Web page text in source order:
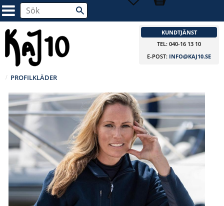
KUNDTJÄNST
TEL: 040-16 13 10
E-POST: INFO@KAJ10.SE
PROFILKLÄDER